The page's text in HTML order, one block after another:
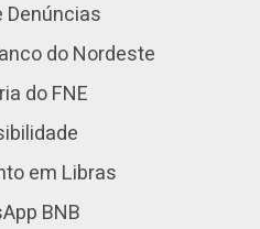
Denúncias
do Nordeste
do FNE
em Libras
BNB